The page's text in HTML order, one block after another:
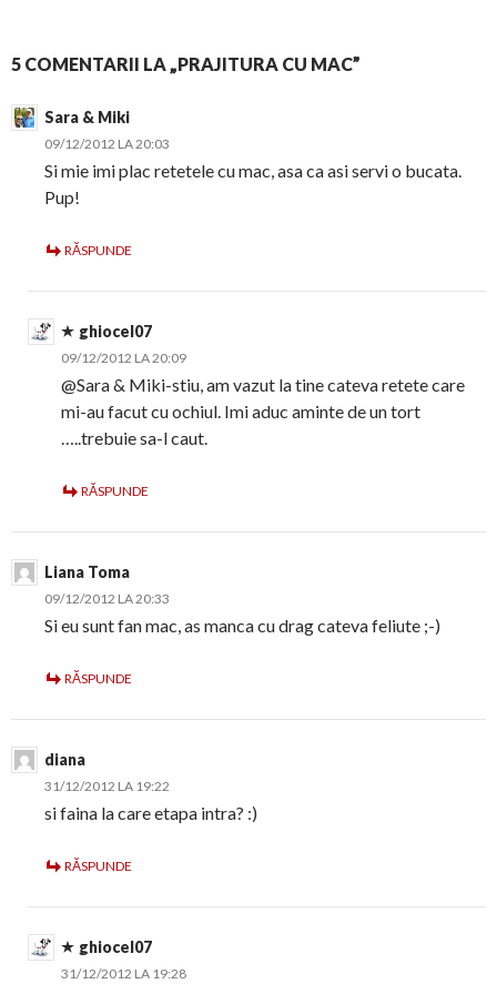
5 COMENTARII LA „PRAJITURA CU MAC”
Sara & Miki
09/12/2012 LA 20:03
Si mie imi plac retetele cu mac, asa ca asi servi o bucata.
Pup!
RĂSPUNDE
ghiocel07
09/12/2012 LA 20:09
@Sara & Miki-stiu, am vazut la tine cateva retete care
mi-au facut cu ochiul. Imi aduc aminte de un tort
…..trebuie sa-l caut.
RĂSPUNDE
Liana Toma
09/12/2012 LA 20:33
Si eu sunt fan mac, as manca cu drag cateva feliute ;-)
RĂSPUNDE
diana
31/12/2012 LA 19:22
si faina la care etapa intra? :)
RĂSPUNDE
ghiocel07
31/12/2012 LA 19:28